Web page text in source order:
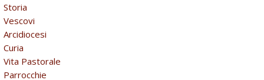
Storia
Vescovi
Arcidiocesi
Curia
Vita Pastorale
Parrocchie